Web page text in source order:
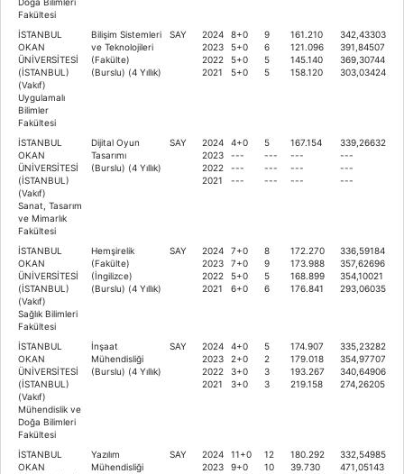
Fakültesi
İSTANBUL
OKAN
ÜNİVERSİTESİ
(İSTANBUL)
(Vakıf)
Uygulamalı
Bilimler
Fakültesi
Bilişim Sistemleri
ve Teknolojileri
(Fakülte)
(Burslu) (4 Yıllık)
SAY
2024
2023
2022
2021
8+0
5+0
5+0
5+0
9
6
5
5
161.210
121.096
145.140
158.120
342,43303
391,84507
369,30744
303,03424
İSTANBUL
OKAN
ÜNİVERSİTESİ
(İSTANBUL)
(Vakıf)
Sanat, Tasarım
ve Mimarlık
Fakültesi
Dijital Oyun
Tasarımı
(Burslu) (4 Yıllık)
SAY
2024
2023
2022
2021
4+0
---
---
---
5
---
---
---
167.154
---
---
---
339,26632
---
---
---
İSTANBUL
OKAN
ÜNİVERSİTESİ
(İSTANBUL)
(Vakıf)
Sağlık Bilimleri
Fakültesi
Hemşirelik
(Fakülte)
(İngilizce)
(Burslu) (4 Yıllık)
SAY
2024
2023
2022
2021
7+0
7+0
5+0
6+0
8
9
5
6
172.270
173.988
168.899
176.841
336,59184
357,62696
354,10021
293,06035
İSTANBUL
OKAN
ÜNİVERSİTESİ
(İSTANBUL)
(Vakıf)
Mühendislik ve
Doğa Bilimleri
Fakültesi
İnşaat
Mühendisliği
(Burslu) (4 Yıllık)
SAY
2024
2023
2022
2021
4+0
2+0
3+0
3+0
5
2
3
3
174.907
179.018
193.267
219.158
335,23282
354,97707
340,64906
274,26205
İSTANBUL
OKAN
Yazılım
Mühendisliği
SAY
2024
2023
11+0
9+0
12
10
180.292
39.730
332,54985
471,05143